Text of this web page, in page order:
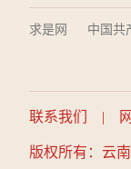
求是网 中国共
联系我们 |
版权所有：云